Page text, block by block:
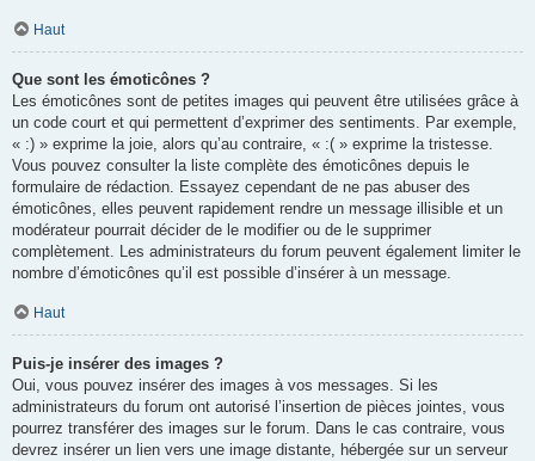
Haut
Que sont les émoticônes ?
Les émoticônes sont de petites images qui peuvent être utilisées grâce à
un code court et qui permettent d’exprimer des sentiments. Par exemple,
« :) » exprime la joie, alors qu’au contraire, « :( » exprime la tristesse.
Vous pouvez consulter la liste complète des émoticônes depuis le
formulaire de rédaction. Essayez cependant de ne pas abuser des
émoticônes, elles peuvent rapidement rendre un message illisible et un
modérateur pourrait décider de le modifier ou de le supprimer
complètement. Les administrateurs du forum peuvent également limiter le
nombre d’émoticônes qu’il est possible d’insérer à un message.
Haut
Puis-je insérer des images ?
Oui, vous pouvez insérer des images à vos messages. Si les
administrateurs du forum ont autorisé l’insertion de pièces jointes, vous
pourrez transférer des images sur le forum. Dans le cas contraire, vous
devrez insérer un lien vers une image distante, hébergée sur un serveur